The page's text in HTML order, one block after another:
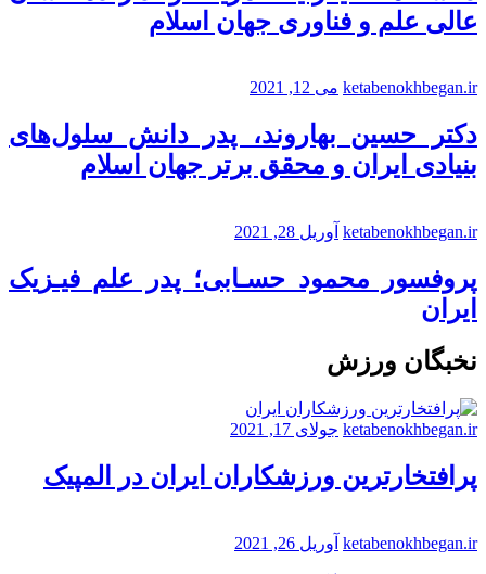
عالی علم و فناوری جهان اسلام
ketabenokhbegan.ir می 12, 2021
دکتر حسین بهاروند، پدر دانش سلول‌های
بنیادی ایران و محقق برتر جهان اسلام
ketabenokhbegan.ir آوریل 28, 2021
پروفسور محمود حسـابی؛ پدر علم فیـزیک
ایران
نخبگان ورزش
ketabenokhbegan.ir جولای 17, 2021
پرافتخارترین ورزشکاران ایران در المپیک
ketabenokhbegan.ir آوریل 26, 2021